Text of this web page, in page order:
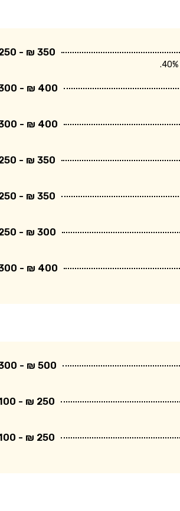
350 ₪ - 250 ₪
400 ₪ - 300 ₪
400 ₪ - 300 ₪
350 ₪ - 250 ₪
350 ₪ - 250 ₪
300 ₪ - 250 ₪
400 ₪ - 300 ₪
500 ₪ - 300 ₪
250 ₪ - 100 ₪
250 ₪ - 100 ₪